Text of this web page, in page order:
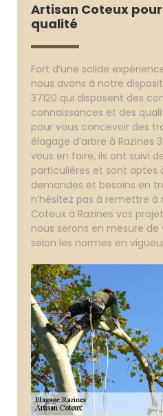
Artisan Coteux
qualité
Fort d’une solide
nous avons à notre
37120 qui disposent des
connaissances et des
pour vous concevoir des
élagage d’arbre à Razines
vous en faire, ils ont suivi
particulières et sont aptes
demandes et besoins en
n’hésitez pas à remettre
Coteux à Razines vos
nous serons en mesure
selon les normes en